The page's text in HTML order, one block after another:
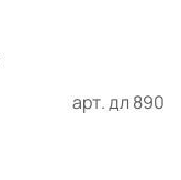
арт.дл 890